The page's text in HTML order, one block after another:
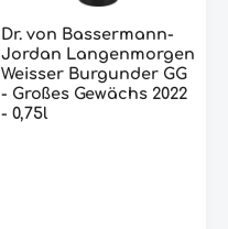
Dr. von Bassermann-
Jordan Langenmorgen
Weisser Burgunder GG
- Großes Gewächs 2022
- 0,75l